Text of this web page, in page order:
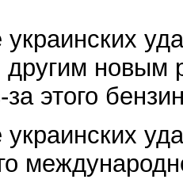
новым
этого